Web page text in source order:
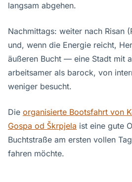
langsam abgehen.
Nachmittags: weiter nach Risan
und, wenn die Energie reicht,
äußeren Bucht — eine Stadt mit
arbeitsamer als barock, von
weniger besucht.
Die organisierte Bootsfahrt von
Gospa od Škrpjela ist eine gute
Buchtstraße am ersten vollen
fahren möchte.